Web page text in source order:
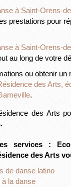
à Saint-Orens-
prestations pour
à Saint-Orens-
au long de votre
ou obtenir
des Arts,
.
des Arts
services :
des Arts
de danse latino
à la danse